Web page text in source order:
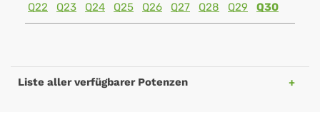
Q22
Q23 Q24 Q25 Q26 Q27 Q28 Q29 Q30
Liste aller verfügbarer Potenzen